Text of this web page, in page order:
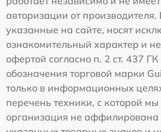
авторизации от
указанные на сайте, носят
ознакомительный характер и
офертой согласно п. 2 ст. 437
обозначения торговой марки
только в информационных
перечень техники, с которой
организация не аффилирована